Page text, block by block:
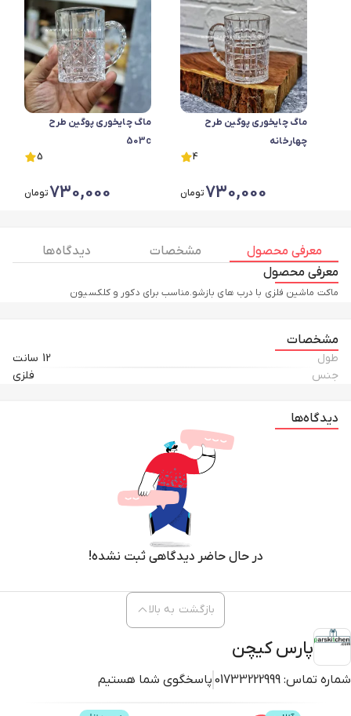
ماگ چایخوری پوگین طرح
چهارخانه
4
730,000تومان
ماگ چایخوری پوگین طرح
503c
5
730,000تومان
معرفی محصول مشخصات
دیدگاه ها
معرفی محصول
ماکت ماشین فلزی با درب های بازشو.مناسب برای دکور و کلکسیون
مشخصات
طول
12 سانت
جنس
فلزی
دیدگاه‌ها
در حال حاضر دیدگاهی ثبت نشده!
پارس کیچن
شماره تماس: 01733222999 پاسخگوی شما هستیم
بازگشت به بالا